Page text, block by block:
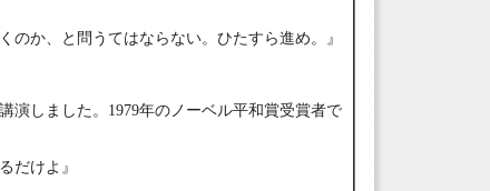
のか、と問うてはならない。ひたすら進め。』
演しました。1979年のノーベル平和賞受賞者で
だけよ』